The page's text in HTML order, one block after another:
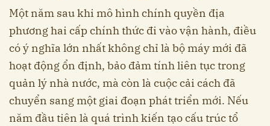
Một năm sau khi mô hình chính quyền địa
phương hai cấp chính thức đi vào vận hành, điều
có ý nghĩa lớn nhất không chỉ là bộ máy mới đã
hoạt động ổn định, bảo đảm tính liên tục trong
quản lý nhà nước, mà còn là cuộc cải cách đã
chuyển sang một giai đoạn phát triển mới. Nếu
năm đầu tiên là quá trình kiến tạo cấu trúc tổ